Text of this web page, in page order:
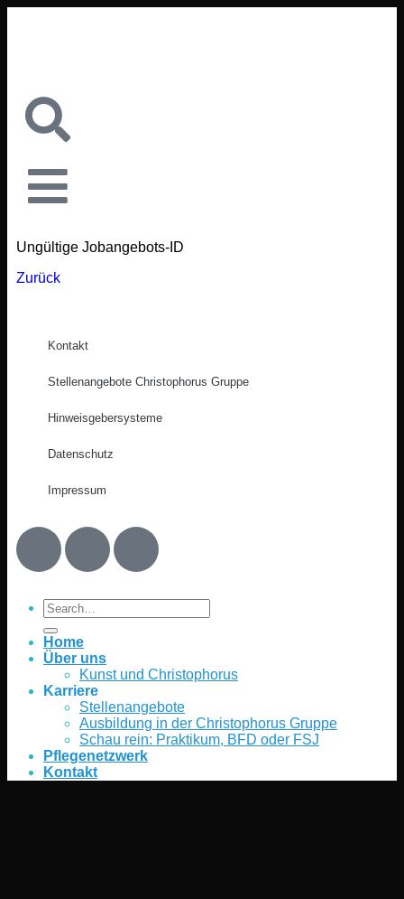
Ungültige Jobangebots-ID
Zurück
Kontakt
Stellenangebote Christophorus Gruppe
Hinweisgebersysteme
Datenschutz
Impressum
Home
Über uns
Kunst und Christophorus
Karriere
Stellenangebote
Ausbildung in der Christophorus Gruppe
Schau rein: Praktikum, BFD oder FSJ
Pflegenetzwerk
Kontakt